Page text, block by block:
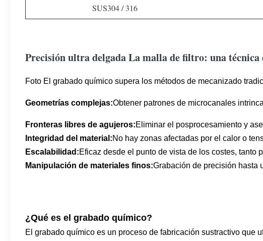
SUS304 / 316
Precisión ultra delgadaLa malla de filtro: una
Foto El grabado químico supera los métodos de mecanizado
Geometrías complejas:Obtener patrones de microcanales
Fronteras libres de agujeros:Eliminar el posprocesamiento y
Integridad del material:No hay zonas afectadas por el calor o
Escalabilidad:Eficaz desde el punto de vista de los costes, tanto
Manipulación de materiales finos:Grabación de precisión hasta
¿Qué es el grabado químico?
El grabado químico es un proceso de fabricación sustractivo